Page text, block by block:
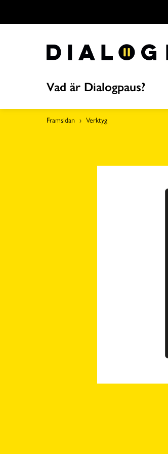
till
Vad är Dialogpaus?
Framsidan Verktyg